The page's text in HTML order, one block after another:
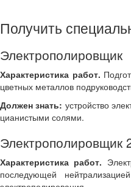
Получить
Электрополировщик
Характеристика работ.
цветных металлов
Должен знать: устройство
цианистыми солями.
Электрополировщик
Характеристика работ.
последующей